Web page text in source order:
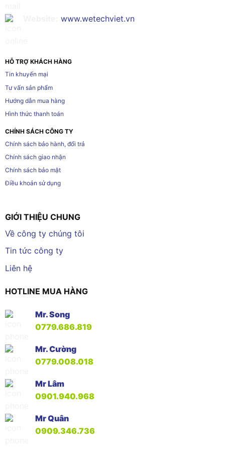
www.wetechviet.vn
HỖ TRỢ KHÁCH HÀNG
Tin khuyến mại
Tư vấn sản phẩm
Hướng dẫn mua hàng
Hình thức thanh toán
CHÍNH SÁCH CÔNG TY
Chính sách bảo hành, đổi trả
Chính sách giao nhận
Chính sách bảo mật
Điều khoản sử dụng
GIỚI THIỆU CHUNG
Về công ty chúng tôi
Tin tức công ty
Liên hệ
HOTLINE MUA HÀNG
Mr. Song
0779.686.819
Mr. Cường
0779.008.018
Mr Lâm
0901.940.968
Mr Quân
0909.346.736